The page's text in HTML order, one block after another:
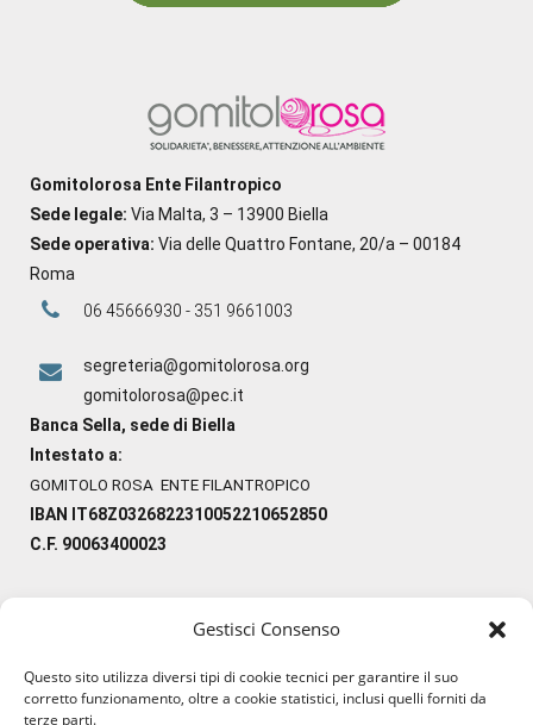
Gestisci Consenso
Questo sito utilizza diversi tipi di cookie tecnici per garantire il suo
corretto funzionamento, oltre a cookie statistici, inclusi quelli forniti da
terze parti.
Gomitolorosa Ente Filantropico
Sede legale: Via Malta, 3 – 13900 Biella
Sede operativa: Via delle Quattro Fontane, 20/a – 00184
Roma
06 45666930 - 351 9661003
segreteria@gomitolorosa.org
gomitolorosa@pec.it
Banca Sella, sede di Biella
Intestato a:
GOMITOLO ROSA ENTE FILANTROPICO
IBAN IT68Z0326822310052210652850
C.F. 90063400023
#lanaterapia